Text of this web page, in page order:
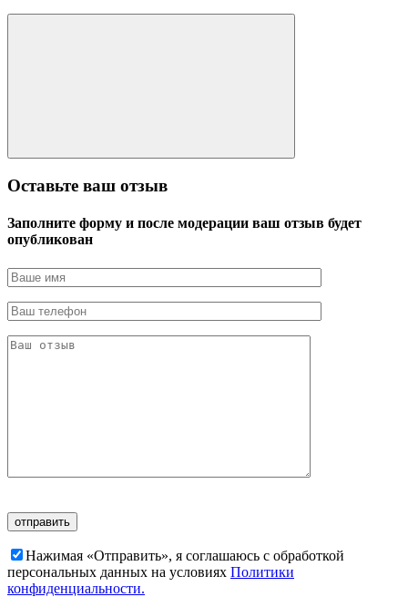
Оставьте ваш отзыв
Заполните форму и после модерации ваш отзыв будет
опубликован
Нажимая «Отправить», я соглашаюсь c обработкой
персональных данных на условиях Политики
конфиденциальности.